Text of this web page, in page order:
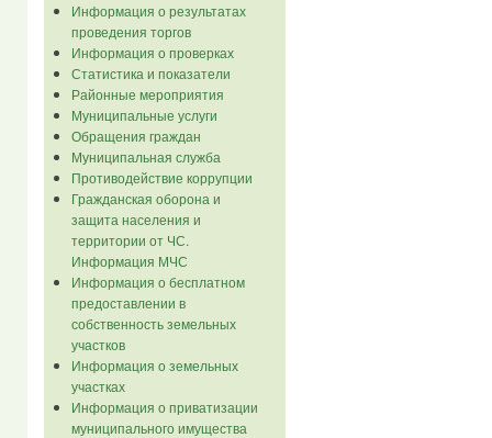
Информация о результатах
проведения торгов
Информация о проверках
Статистика и показатели
Районные мероприятия
Муниципальные услуги
Обращения граждан
Муниципальная служба
Противодействие коррупции
Гражданская оборона и
защита населения и
территории от ЧС.
Информация МЧС
Информация о бесплатном
предоставлении в
собственность земельных
участков
Информация о земельных
участках
Информация о приватизации
муниципального имущества